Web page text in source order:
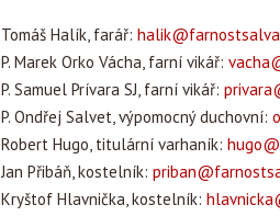
Tomáš Halík, farář:
P. Marek Orko Vácha, farní vikář:
P. Samuel Prívara SJ, farní vikář:
P. Ondřej Salvet, výpomocný duchovní:
Robert Hugo, titulární varhaník:
Jan Přibáň, kostelník:
Kryštof Hlavnička, kostelník: